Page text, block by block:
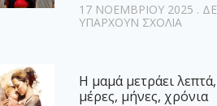
17 ΝΟΕΜΒΡΊΟΥ 2025
ΥΠΆΡΧΟΥΝ ΣΧΌΛΙΑ
Η μαμά μετράει
μέρες, μήνες, χρόνια